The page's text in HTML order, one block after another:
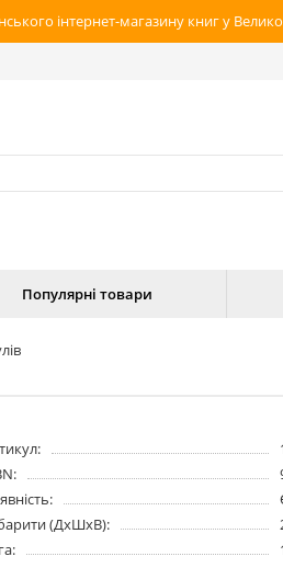
інтернет-магазину книг у
Популярні товари
(ДхШхВ):